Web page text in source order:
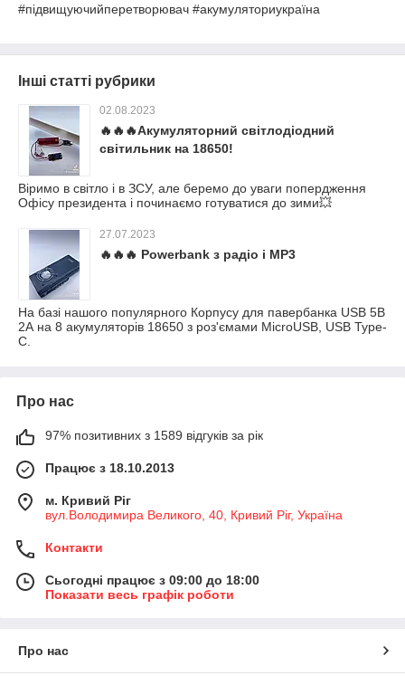
#підвищуючийперетворювач #акумуляториукраїна
Інші статті рубрики
02.08.2023
🔥🔥🔥Акумуляторний світлодіодний
світильник на 18650!
Віримо в світло і в ЗСУ, але беремо до уваги попердження
Офісу президента і починаємо готуватися до зими💥
27.07.2023
🔥🔥🔥 Powerbank з радіо і MP3
На базі нашого популярного Корпусу для павербанка USB 5В
2А на 8 акумуляторів 18650 з роз'ємами MicroUSB, USB Type-
C.
Про нас
97% позитивних з 1589 відгуків за рік
Працює з 18.10.2013
м. Кривий Ріг
вул.Володимира Великого, 40, Кривий Ріг, Україна
Контакти
Сьогодні працює з 09:00 до 18:00
Показати весь графік роботи
Про нас